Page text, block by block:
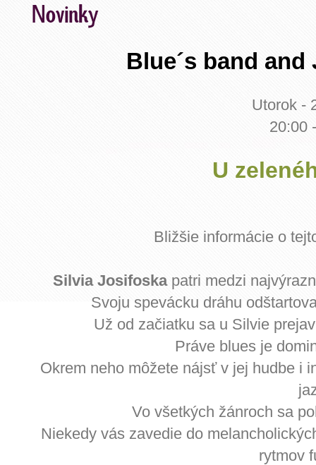
Blue´s band and
Utorok -
20:00
U
Bližšie informácie o
Silvia Josifoskapatri medzi
Svoju spevácku dráhu
Už od začiatku sa u Silvie
Práve blues je
Okrem neho môžete nájsť v jej hudbe i
Vo všetkých žánroch sa
Niekedy vás zavedie do
rytmov